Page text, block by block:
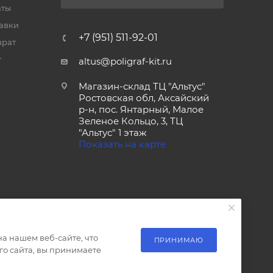
+7 (951) 511-92-01
altus@poligraf-kit.ru
Магазин-склад ТЦ "Альтус"
Ростовская обл, Аксайский
р-н, пос. Янтарный, Малое
Зеленое Кольцо, 3, ТЦ
"Альтус" 1 этаж
Показать на карте
нашем веб-сайте, что
сайта, вы принимаете
ПРИНИМАЮ